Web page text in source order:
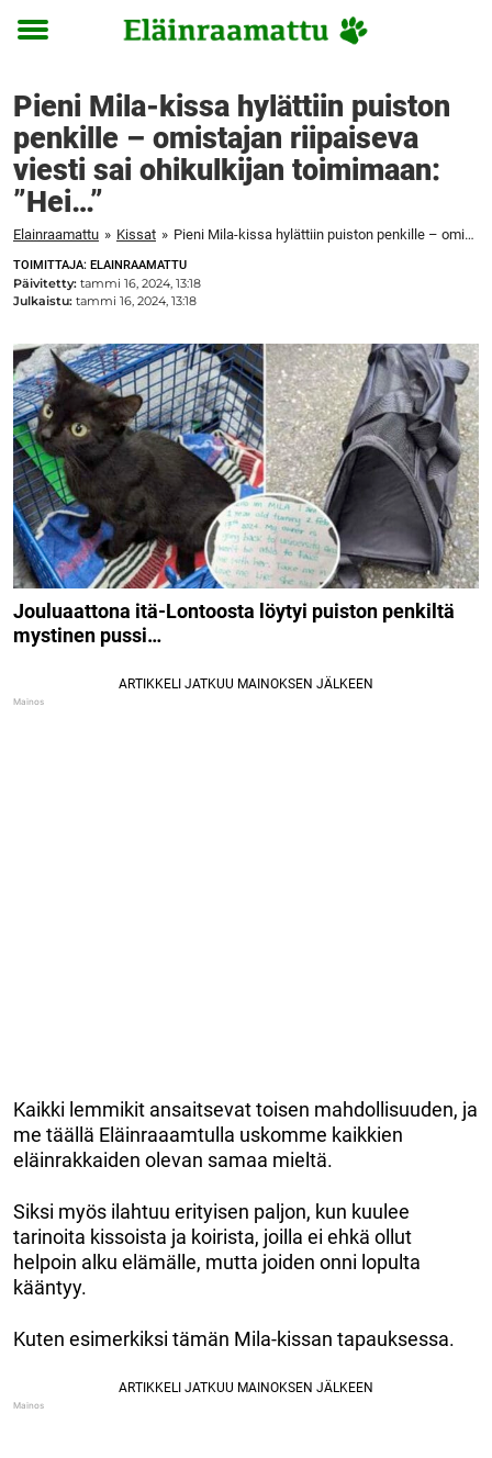
Toggle
Pieni Mila-kissa hylättiin puiston
penkille – omistajan riipaiseva
viesti sai ohikulkijan toimimaan:
”Hei…”
Elainraamattu » Kissat » Pieni Mila-kissa hylättiin puiston penkille – omistajan riipaiseva viesti sai ohikulkijan toimimaan: "Hei..."
TOIMITTAJA: ELAINRAAMATTU
Päivitetty: tammi 16, 2024, 13:18
Julkaistu: tammi 16, 2024, 13:18
Jouluaattona itä-Lontoosta löytyi puiston penkiltä
mystinen pussi…
Kaikki lemmikit ansaitsevat toisen mahdollisuuden, ja
me täällä Eläinraaamtulla uskomme kaikkien
eläinrakkaiden olevan samaa mieltä.
Siksi myös ilahtuu erityisen paljon, kun kuulee
tarinoita kissoista ja koirista, joilla ei ehkä ollut
helpoin alku elämälle, mutta joiden onni lopulta
kääntyy.
Kuten esimerkiksi tämän Mila-kissan tapauksessa.